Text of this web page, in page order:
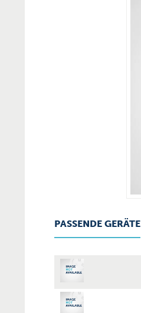
PASSENDE GERÄTE